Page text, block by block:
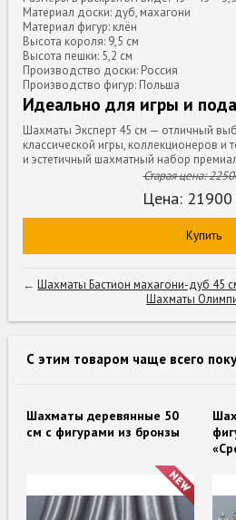
Материал доски: дуб, махагони
Материал фигур: клён
Высота короля: 9,5 см
Высота пешки: 5,2 см
Производство доски: Россия
Производство фигур: Польша
Идеально для игры и
Шахматы Эксперт 45 см — отличный
классической игры, коллекционеров и
и эстетичный шахматный набор
Старая цена:
Цена: 21900
Купить
←Шахматы Бастион махагони-дуб 45
Шахматы
С этим товаром чаще всего
Шахматы деревянные 50
см с фигурами из бронзы